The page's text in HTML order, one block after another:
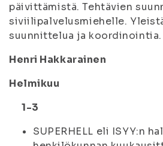
päivittämistä. Tehtävien
siviilipalvelusmiehelle.
suunnittelua ja koordinointia.
Henri Hakkarainen
Helmikuu
1-3
SUPERHELL eli ISYY:n